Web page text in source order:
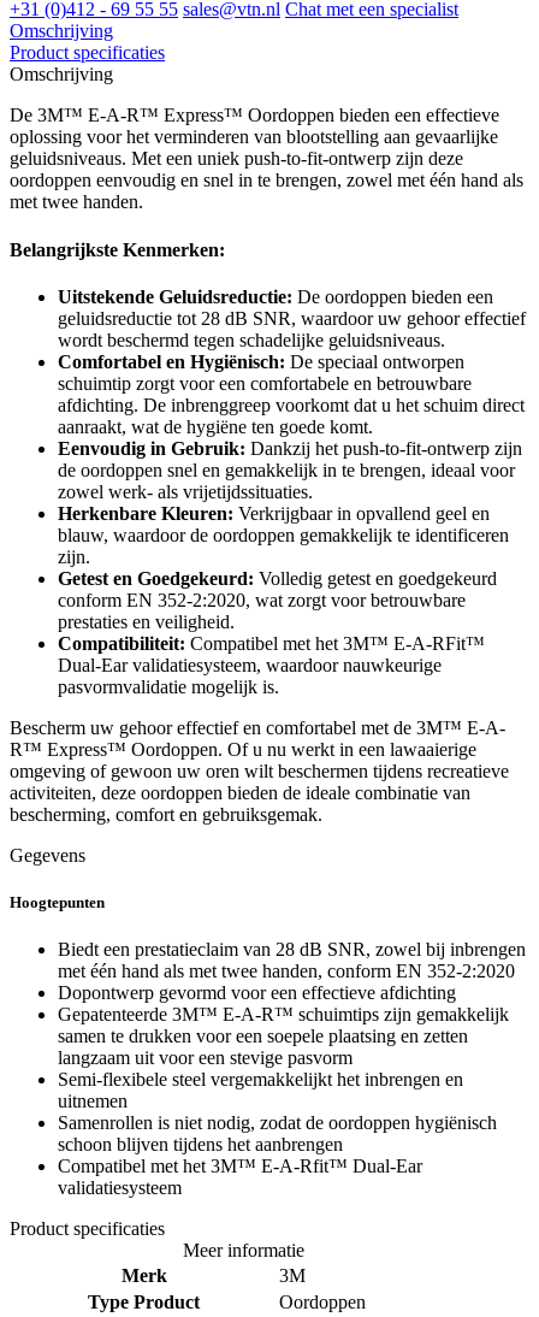
+31 (0)412 - 69 55 55 sales@vtn.nl Chat met een specialist
Omschrijving
Product specificaties
Omschrijving
De 3M™ E-A-R™ Express™ Oordoppen bieden een effectieve
oplossing voor het verminderen van blootstelling aan gevaarlijke
geluidsniveaus. Met een uniek push-to-fit-ontwerp zijn deze
oordoppen eenvoudig en snel in te brengen, zowel met één hand als
met twee handen.
Belangrijkste Kenmerken:
Uitstekende Geluidsreductie: De oordoppen bieden een
geluidsreductie tot 28 dB SNR, waardoor uw gehoor effectief
wordt beschermd tegen schadelijke geluidsniveaus.
Comfortabel en Hygiënisch: De speciaal ontworpen
schuimtip zorgt voor een comfortabele en betrouwbare
afdichting. De inbrenggreep voorkomt dat u het schuim direct
aanraakt, wat de hygiëne ten goede komt.
Eenvoudig in Gebruik: Dankzij het push-to-fit-ontwerp zijn
de oordoppen snel en gemakkelijk in te brengen, ideaal voor
zowel werk- als vrijetijdssituaties.
Herkenbare Kleuren: Verkrijgbaar in opvallend geel en
blauw, waardoor de oordoppen gemakkelijk te identificeren
zijn.
Getest en Goedgekeurd: Volledig getest en goedgekeurd
conform EN 352-2:2020, wat zorgt voor betrouwbare
prestaties en veiligheid.
Compatibiliteit: Compatibel met het 3M™ E-A-RFit™
Dual-Ear validatiesysteem, waardoor nauwkeurige
pasvormvalidatie mogelijk is.
Bescherm uw gehoor effectief en comfortabel met de 3M™ E-A-
R™ Express™ Oordoppen. Of u nu werkt in een lawaaierige
omgeving of gewoon uw oren wilt beschermen tijdens recreatieve
activiteiten, deze oordoppen bieden de ideale combinatie van
bescherming, comfort en gebruiksgemak.
Gegevens
Hoogtepunten
Biedt een prestatieclaim van 28 dB SNR, zowel bij inbrengen
met één hand als met twee handen, conform EN 352-2:2020
Dopontwerp gevormd voor een effectieve afdichting
Gepatenteerde 3M™ E-A-R™ schuimtips zijn gemakkelijk
samen te drukken voor een soepele plaatsing en zetten
langzaam uit voor een stevige pasvorm
Semi-flexibele steel vergemakkelijkt het inbrengen en
uitnemen
Samenrollen is niet nodig, zodat de oordoppen hygiënisch
schoon blijven tijdens het aanbrengen
Compatibel met het 3M™ E-A-Rfit™ Dual-Ear
validatiesysteem
Product specificaties
Meer informatie
Merk
3M
Type Product
Oordoppen